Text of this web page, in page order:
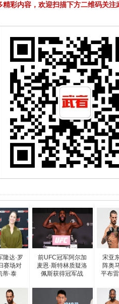
精彩内容，欢迎扫描下方二维码关注
隆达·罗
赛场对
蒂·泰
前UFC冠军阿尔加
麦恩·斯特林质疑洛
佩斯获得冠军战
宋亚
阵奥
平布